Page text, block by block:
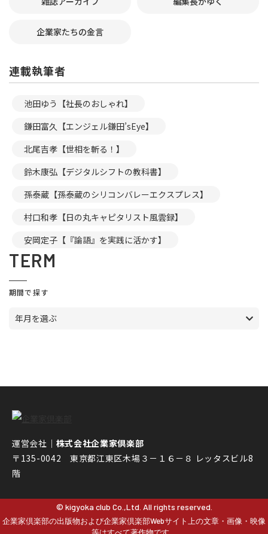
企業家たちの金言
連載執筆者
池田ゆう【社長のおしゃれ】
鎌田富久【エンジェル鎌田’sEye】
北尾吉孝【世相を斬る！】
鈴木康弘【デジタルシフトの教科書】
孫泰蔵【孫泰蔵のシリコンバレーエクスプレス】
村口和孝【日の丸キャピタリスト風雲録】
安岡定子【『論語』を実践に活かす】
TERM
期間で探す
年月を選ぶ
運営会社｜ 株式会社企業家倶楽部
〒135-0042 東京都江東区木場３－１６－８ レッタスビル8
階
© kigyoka club Co.,Ltd. All rights reserved.
企業家倶楽部の出版物および企業家倶楽部Webサイト上の文章・画像・映像